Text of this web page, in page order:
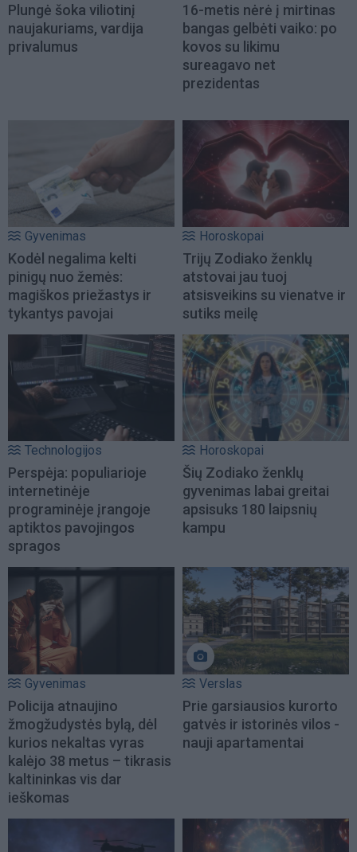
Plungė šoka viliotinį
naujakuriams, vardija
privalumus
16-metis nėrė į mirtinas
bangas gelbėti vaiko: po
kovos su likimu
sureagavo net
prezidentas
Gyvenimas
Kodėl negalima kelti
pinigų nuo žemės:
magiškos priežastys ir
tykantys pavojai
Horoskopai
Trijų Zodiako ženklų
atstovai jau tuoj
atsisveikins su vienatve ir
sutiks meilę
Technologijos
Perspėja: populiarioje
internetinėje
programinėje įrangoje
aptiktos pavojingos
spragos
Horoskopai
Šių Zodiako ženklų
gyvenimas labai greitai
apsisuks 180 laipsnių
kampu
Gyvenimas
Policija atnaujino
žmogžudystės bylą, dėl
kurios nekaltas vyras
kalėjo 38 metus – tikrasis
kaltininkas vis dar
ieškomas
Verslas
Prie garsiausios kurorto
gatvės ir istorinės vilos -
nauji apartamentai